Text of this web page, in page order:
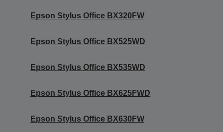
Epson Stylus Office BX320FW
Epson Stylus Office BX525WD
Epson Stylus Office BX535WD
Epson Stylus Office BX625FWD
Epson Stylus Office BX630FW